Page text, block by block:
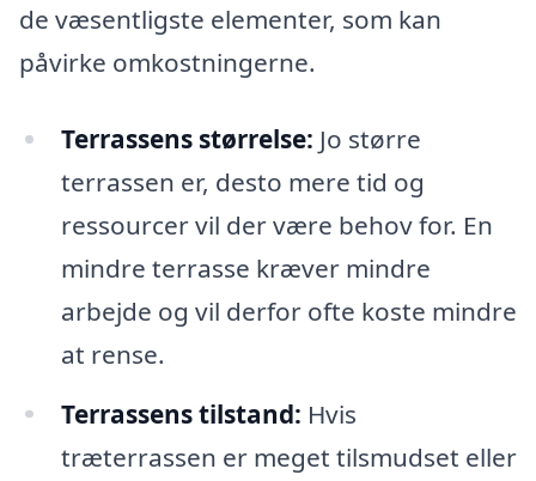
de væsentligste elementer, som kan
påvirke omkostningerne.
Terrassens størrelse: Jo større
terrassen er, desto mere tid og
ressourcer vil der være behov for. En
mindre terrasse kræver mindre
arbejde og vil derfor ofte koste mindre
at rense.
Terrassens tilstand: Hvis
træterrassen er meget tilsmudset eller